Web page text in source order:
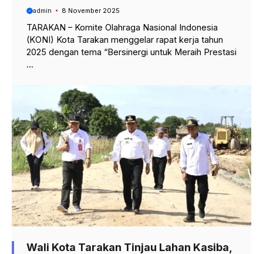
admin 8 November 2025
TARAKAN – Komite Olahraga Nasional Indonesia
(KONI) Kota Tarakan menggelar rapat kerja tahun
2025 dengan tema “Bersinergi untuk Meraih Prestasi
...
Wali Kota Tarakan Tinjau Lahan Kasiba,